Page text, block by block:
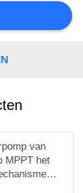
van
MPPT het